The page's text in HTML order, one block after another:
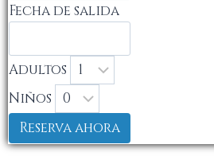
Fecha de salida
Adultos
Niños
Reserva ahora